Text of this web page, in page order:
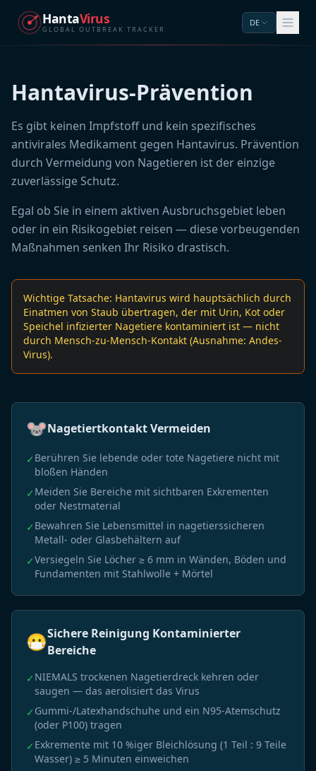
HantaVirus
GLOBAL OUTBREAK TRACKER
DE
Hantavirus-Prävention
Es gibt keinen Impfstoff und kein spezifisches
antivirales Medikament gegen Hantavirus. Prävention
durch Vermeidung von Nagetieren ist der einzige
zuverlässige Schutz.
Egal ob Sie in einem aktiven Ausbruchsgebiet leben
oder in ein Risikogebiet reisen — diese vorbeugenden
Maßnahmen senken Ihr Risiko drastisch.
Wichtige Tatsache: Hantavirus wird hauptsächlich durch
Einatmen von Staub übertragen, der mit Urin, Kot oder
Speichel infizierter Nagetiere kontaminiert ist — nicht
durch Mensch-zu-Mensch-Kontakt (Ausnahme: Andes-
Virus).
🐭Nagetiertkontakt Vermeiden
✓ Berühren Sie lebende oder tote Nagetiere nicht mit
bloßen Händen
✓ Meiden Sie Bereiche mit sichtbaren Exkrementen
oder Nestmaterial
✓ Bewahren Sie Lebensmittel in nagetierssicheren
Metall- oder Glasbehältern auf
✓Versiegeln Sie Löcher ≥ 6 mm in Wänden, Böden und
Fundamenten mit Stahlwolle + Mörtel
😷Sichere Reinigung Kontaminierter
Bereiche
✓ NIEMALS trockenen Nagetierdreck kehren oder
saugen — das aerolisiert das Virus
✓ Gummi-/Latexhandschuhe und ein N95-Atemschutz
(oder P100) tragen
✓ Exkremente mit 10 %iger Bleichlösung (1 Teil : 9 Teile
Wasser) ≥ 5 Minuten einweichen